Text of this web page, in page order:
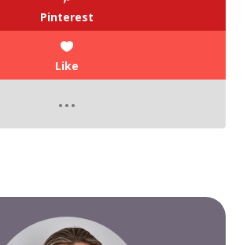
Pinterest
Like